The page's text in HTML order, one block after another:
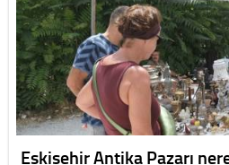
Eskişehir Antika Pazarı